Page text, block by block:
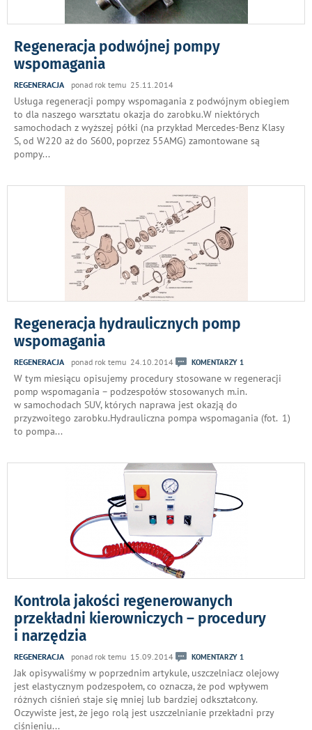
Regeneracja podwójnej pompy
wspomagania
REGENERACJA ponad rok temu 25.11.2014
Usługa regeneracji pompy wspomagania z podwójnym obiegiem
to dla naszego warsztatu okazja do zarobku.W niektórych
samochodach z wyższej półki (na przykład Mercedes-Benz Klasy
S, od W220 aż do S600, poprzez 55AMG) zamontowane są
pompy...
Regeneracja hydraulicznych pomp
wspomagania
REGENERACJA ponad rok temu 24.10.2014 KOMENTARZY 1
W tym miesiącu opisujemy procedury stosowane w regeneracji
pomp wspomagania – podzespołów stosowanych m.in.
w samochodach SUV, których naprawa jest okazją do
przyzwoitego zarobku.Hydrauliczna pompa wspomagania (fot. 1)
to pompa...
Kontrola jakości regenerowanych
przekładni kierowniczych – procedury
i narzędzia
REGENERACJA ponad rok temu 15.09.2014 KOMENTARZY 1
Jak opisywaliśmy w poprzednim artykule, uszczelniacz olejowy
jest elastycznym podzespołem, co oznacza, że pod wpływem
różnych ciśnień staje się mniej lub bardziej odkształcony.
Oczywiste jest, że jego rolą jest uszczelnianie przekładni przy
ciśnieniu...